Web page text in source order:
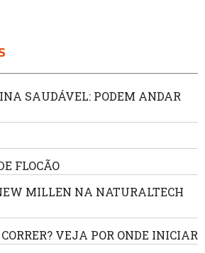
SAUDÁVEL: PODEM ANDAR
FLOCÃO
MILLEN NA NATURALTECH
VEJA POR ONDE INICIAR